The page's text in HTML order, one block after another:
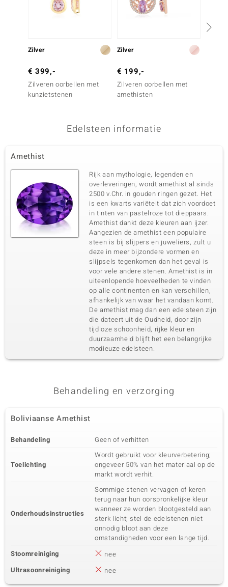
Zilver
€ 399,-
Zilveren oorbellen met
kunzietstenen
Zilver
€ 199,-
Zilveren oorbellen met
amethisten
Edelsteen informatie
Amethist
Rijk aan mythologie, legenden en
overleveringen, wordt amethist al sinds
2500 v.Chr. in gouden ringen gezet. Het
is een kwarts variëteit dat zich voordoet
in tinten van pastelroze tot dieppaars.
Amethist dankt deze kleuren aan ijzer.
Aangezien de amethist een populaire
steen is bij slijpers en juweliers, zult u
deze in meer bijzondere vormen en
slijpsels tegenkomen dan het geval is
voor vele andere stenen. Amethist is in
uiteenlopende hoeveelheden te vinden
op alle continenten en kan verschillen,
afhankelijk van waar het vandaan komt.
De amethist mag dan een edelsteen zijn
die dateert uit de Oudheid, door zijn
tijdloze schoonheid, rijke kleur en
duurzaamheid blijft het een belangrijke
modieuze edelsteen.
Behandeling en verzorging
Boliviaanse Amethist
Behandeling Geen of verhitten
Toelichting
Wordt gebruikt voor kleurverbetering;
ongeveer 50% van het materiaal op de
markt wordt verhit.
Onderhoudsinstructies
Sommige stenen vervagen of keren
terug naar hun oorspronkelijke kleur
wanneer ze worden blootgesteld aan
sterk licht; stel de edelstenen niet
onnodig bloot aan deze
omstandigheden voor een lange tijd.
Stoomreiniging
nee
Ultrasoonreiniging
nee